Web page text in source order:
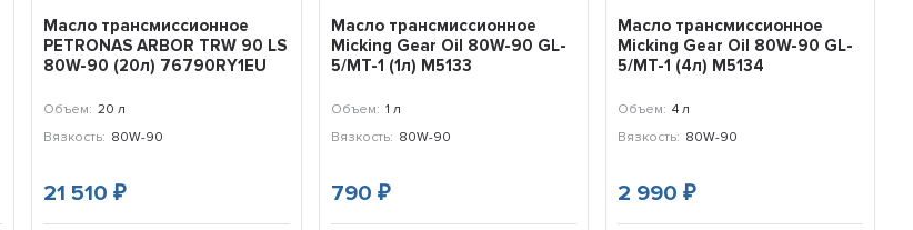
Масло трансмиссионное
PETRONAS ARBOR TRW 90 LS
80W-90 (20л) 76790RY1EU
Объем: 20 л
Вязкость: 80W-90
21 510₽
Масло трансмиссионное
Micking Gear Oil 80W-90 GL-
5/MT-1 (1л) M5133
Объем: 1 л
Вязкость: 80W-90
790 ₽
Масло трансмиссионное
Micking Gear Oil 80W-90 GL-
5/MT-1 (4л) M5134
Объем: 4 л
Вязкость: 80W-90
2 990 ₽